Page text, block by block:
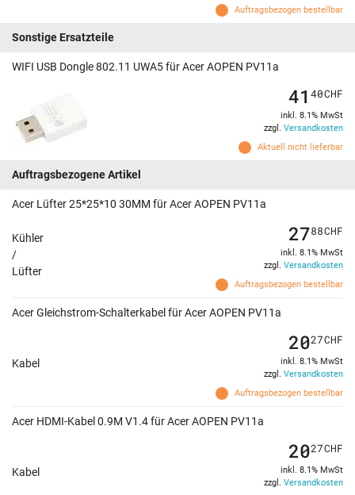
Auftragsbezogen bestellbar
Sonstige Ersatzteile
WIFI USB Dongle 802.11 UWA5 für Acer AOPEN PV11a
Aktuell nicht lieferbar
41 40CHF
inkl. 8.1% MwSt
zzgl. Versandkosten
Auftragsbezogene Artikel
Acer Lüfter 25*25*10 30MM für Acer AOPEN PV11a
Kühler
/
Lüfter
Auftragsbezogen bestellbar
2788CHF
inkl. 8.1% MwSt
zzgl. Versandkosten
Acer Gleichstrom-Schalterkabel für Acer AOPEN PV11a
Kabel
Auftragsbezogen bestellbar
2027CHF
inkl. 8.1% MwSt
zzgl. Versandkosten
Acer HDMI-Kabel 0.9M V1.4 für Acer AOPEN PV11a
Kabel
2027CHF
inkl. 8.1% MwSt
zzgl. Versandkosten